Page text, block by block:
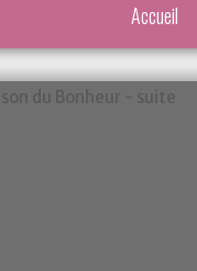
Accueil